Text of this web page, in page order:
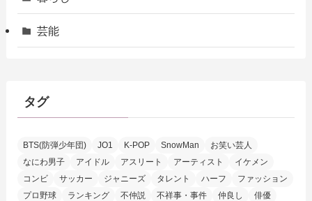
芸能
タグ
BTS(防弾少年団) JO1 K-POP SnowMan
お笑い芸人
なにわ男子
アイドル アスリート アーティスト
イケメン
コンビ
サッカー ジャニーズ タレント ハーフ
ファッション
プロ野球
ランキング 不仲説 不祥事・事件 仲良し
俳優